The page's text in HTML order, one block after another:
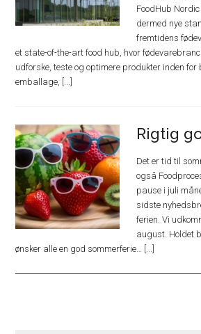
FoodHub
dermed nye
fremtidens
et state-of-the-art food hub, hvor
udforske, teste og optimere produkter inden for
emballage, [...]
Rigtig
Det er tid til
også
pause i juli
sidste
ferien. Vi
august. Holdet
ønsker alle en god sommerferie… [...]